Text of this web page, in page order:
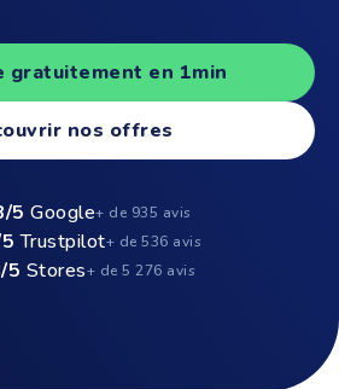
gratuitement en 1min
nos offres
5 Google+ de 935 avis
Trustpilot+ de 536 avis
5 Stores+ de 5 276 avis
Voir la pub TV